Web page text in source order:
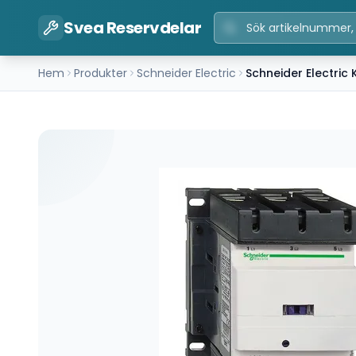
Svea Reservdelar
Hem Produkter Schneider Electric Schneider Electric